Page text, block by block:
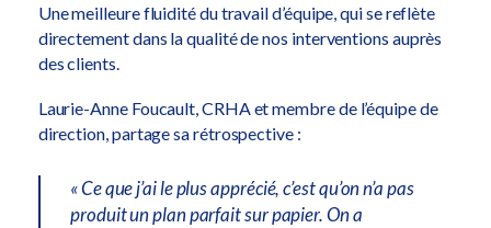
Une meilleure fluidité du travail d’équipe, qui se reflète
directement dans la qualité de nos interventions auprès
des clients.
Laurie-Anne Foucault, CRHA et membre de l’équipe de
direction, partage sa rétrospective :
« Ce que j’ai le plus apprécié, c’est qu’on n’a pas
produit un plan parfait sur papier. On a